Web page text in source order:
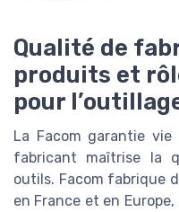
Qualité de
produits et
pour
La Facom garantie vie
fabricant maîtrise la
outils. Facom fabrique
en France et en